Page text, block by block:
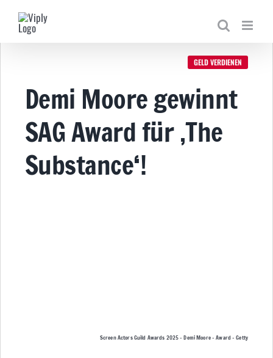
Inhalt
springen
GELD VERDIENEN
Demi Moore gewinnt
SAG Award für ‚The
Substance‘!
Screen Actors Guild Awards 2025 – Demi Moore – Award – Getty